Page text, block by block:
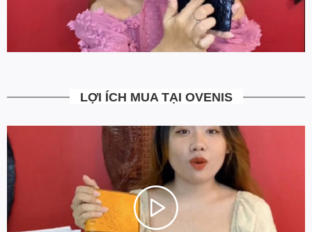
LỢI ÍCH MUA TẠI OVENIS